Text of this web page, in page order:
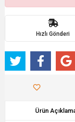
Hızlı Gönderi
Ürün